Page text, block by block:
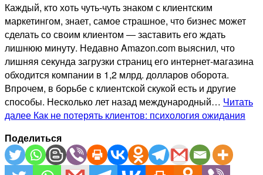
Каждый, кто хоть чуть-чуть знаком с клиентским
маркетингом, знает, самое страшное, что бизнес может
сделать со своим клиентом ― заставить его ждать
лишнюю минуту. Недавно Amazon.com выяснил, что
лишняя секунда загрузки страниц его интернет-магазина
обходится компании в 1,2 млрд. долларов оборота.
Впрочем, в борьбе с клиентской скукой есть и другие
способы. Несколько лет назад международный… Читать
далее Как не потерять клиентов: психология ожидания
Поделиться